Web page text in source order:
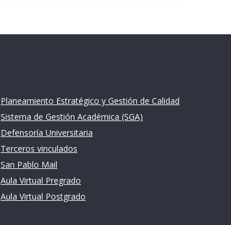
Planeamiento Estratégico y Gestión de Calidad
Sistema de Gestión Académica (SGA)
Defensoría Universitaria
Terceros vinculados
San Pablo Mail
Aula Virtual Pregrado
Aula Virtual Postgrado